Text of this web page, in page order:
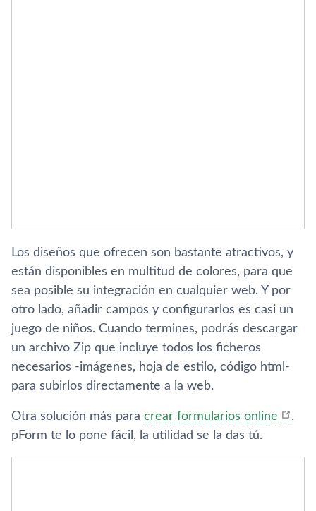
Los diseños que ofrecen son bastante atractivos, y
están disponibles en multitud de colores, para que
sea posible su integración en cualquier web. Y por
otro lado, añadir campos y configurarlos es casi un
juego de niños. Cuando termines, podrás descargar
un archivo Zip que incluye todos los ficheros
necesarios -imágenes, hoja de estilo, código html-
para subirlos directamente a la web.
Otra solución más para crear formularios online
.
pForm te lo pone fácil, la utilidad se la das tú.